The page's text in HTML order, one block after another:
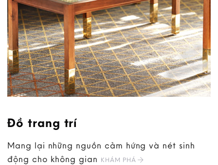
Đồ trang trí
Mang lại những nguồn cảm hứng và nét sinh
động cho không gian KHÁM PHÁ